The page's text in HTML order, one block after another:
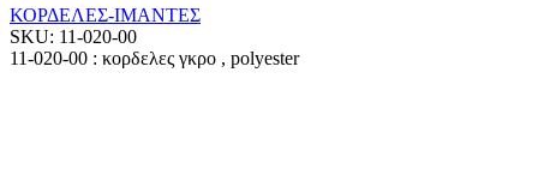
ΚΟΡΔΕΛΕΣ-ΙΜΑΝΤΕΣ
SKU: 11-020-00
11-020-00 : κορδελες γκρο , polyester